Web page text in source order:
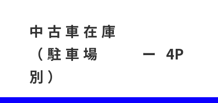
中古車在庫
（駐車場
別）
ー 4P